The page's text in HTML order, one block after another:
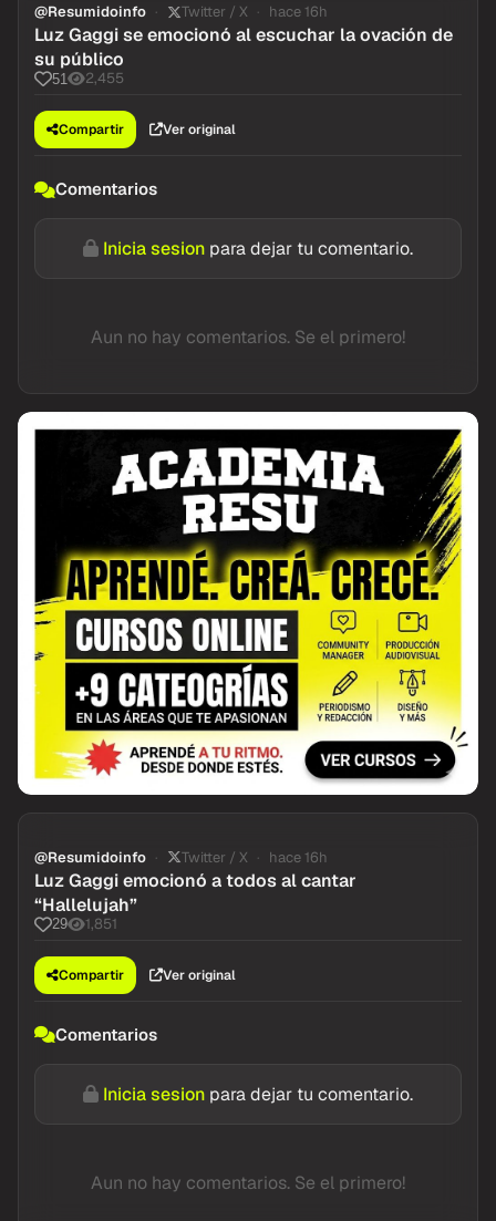
@Resumidoinfo Twitter / X hace 16h
Luz Gaggi se emocionó al escuchar la ovación de
su público
51 2,455
Compartir Ver original
Comentarios
Inicia sesion para dejar tu comentario.
Aun no hay comentarios. Se el primero!
@Resumidoinfo Twitter / X hace 16h
Luz Gaggi emocionó a todos al cantar
“Hallelujah”
29 1,851
Compartir Ver original
Comentarios
Inicia sesion para dejar tu comentario.
Aun no hay comentarios. Se el primero!